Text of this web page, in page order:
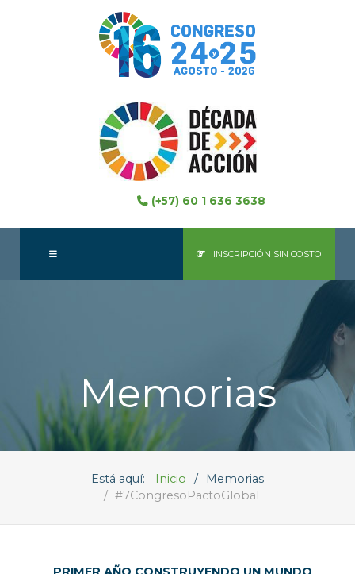
(+57) 60 1 636 3638
INSCRIPCIÓN SIN COSTO
Memorias
Está aquí: Inicio
Memorias
#7CongresoPactoGlobal